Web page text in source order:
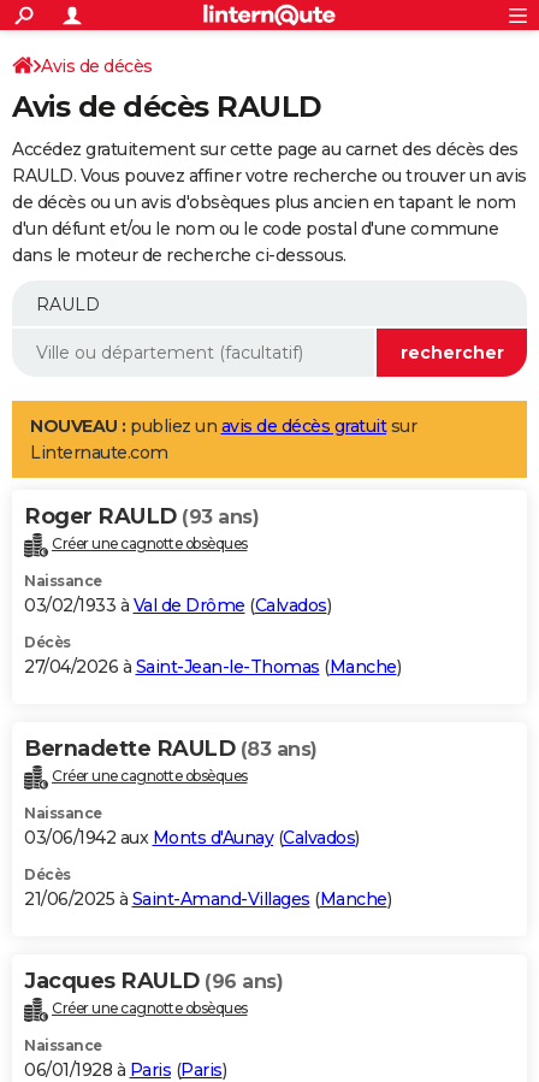
ACTUALITÉS
Politique
Société
Faits Divers
Education
Monde
Villes
+
SPORT
Coupe du monde 2026
Football
Tennis
Cyclisme
Rugby
Forum
Programme TV
TNT
Streaming
Cinéma
Sorties cinéma
Musique
+
FINANCE
Retraite
Impôts
Epargne
Immobilier
Risques naturels par ville
Banque
Assurance
Crédit
AUTO
Essais
Réserver un essai
Citadines
Berlines
SUV
Forum auto
+
Mobiles
Meilleur smartphone
Internet
Ordinateurs
Jeux vidéo
Guide high-tech
Aménagement intérieur
LIFESTYLE
Art de vivre
Bien-être
Loisirs
Mode
Modes de vie
Alimentation
Guide de la santé
Maladies
Médicaments
Sommeil
VOYAGE
Destinations
City break
Voyage nature
Voyage de noces
Forum
Climat
+PHOTO
GUIDES D'ACHAT
BONS PLANS
Carte de Noël
Carte Bonne année
Carte Saint-Valentin
Carte Pâques
Carte d'anniversaire
DICTIONNAIRE
Dictionnaire
Biographies
Citations
Expressions
Proverbes
PROGRAMME TV
S'inscrire
Se connecter
Lycées
Collèges
Primaires
Universités
Entreprises
Service militaire
Avis de recherche
AVIS DE DÉCÈS
Bricolage
Lifestyle
Culture
Sport
Auto
Television
Voyage
Cinema
Avis de décès
Avis de décès RAULD
Accédez gratuitement sur cette page au carnet des décès des
RAULD. Vous pouvez affiner votre recherche ou trouver un avis
de décès ou un avis d'obsèques plus ancien en tapant le nom
d'un défunt et/ou le nom ou le code postal d'une commune
dans le moteur de recherche ci-dessous.
NOUVEAU : publiez un avis de décès gratuitsur
Linternaute.com
Roger RAULD (93 ans)
Créer une cagnotte obsèques
Naissance
03/02/1933 à Val de Drôme (Calvados)
Décès
27/04/2026 à Saint-Jean-le-Thomas (Manche)
Bernadette RAULD (83 ans)
Créer une cagnotte obsèques
Naissance
03/06/1942 aux Monts d'Aunay(Calvados)
Décès
21/06/2025 à Saint-Amand-Villages (Manche)
Jacques RAULD (96 ans)
Créer une cagnotte obsèques
Naissance
06/01/1928 à Paris (Paris)